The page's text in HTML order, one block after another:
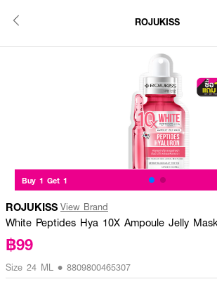
ROJUKISS
Buy 1 Get 1
ROJUKISS View Brand
White Peptides Hya 10X Ampoule Jelly
฿99
Size 24 ML • 8809800465307